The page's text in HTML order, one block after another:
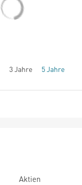
3 Jahre 5 Jahre
Aktien